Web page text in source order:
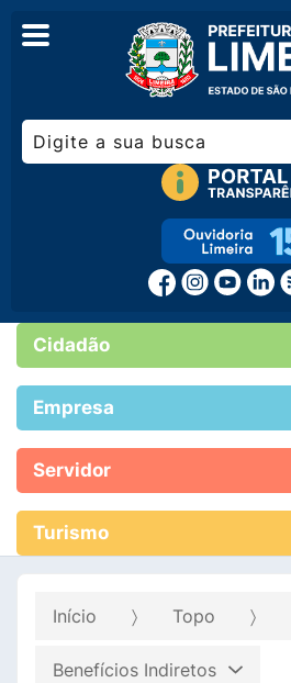
Cidadão
Empresa
Servidor
Turismo
Início Topo
Benefícios Indiretos